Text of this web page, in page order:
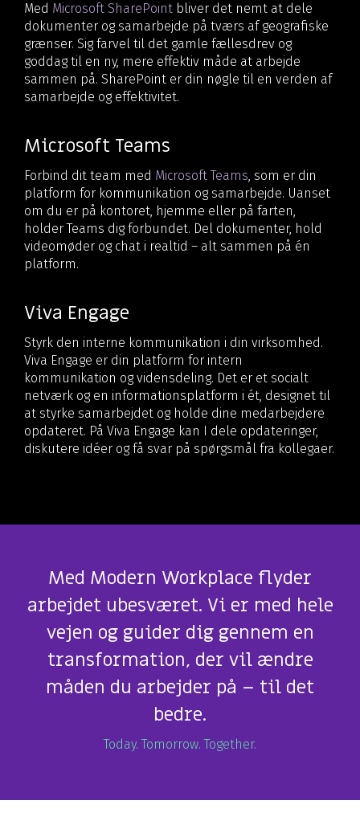
Med Microsoft SharePoint bliver det nemt at dele
dokumenter og samarbejde på tværs af geografiske
grænser. Sig farvel til det gamle fællesdrev og
goddag til en ny, mere effektiv måde at arbejde
sammen på. SharePoint er din nøgle til en verden af
samarbejde og effektivitet.
Microsoft Teams
Forbind dit team med Microsoft Teams, som er din
platform for kommunikation og samarbejde. Uanset
om du er på kontoret, hjemme eller på farten,
holder Teams dig forbundet. Del dokumenter, hold
videomøder og chat i realtid – alt sammen på én
platform.
Viva Engage
Styrk den interne kommunikation i din virksomhed.
Viva Engage er din platform for intern
kommunikation og vidensdeling. Det er et socialt
netværk og en informationsplatform i ét, designet til
at styrke samarbejdet og holde dine medarbejdere
opdateret. På Viva Engage kan I dele opdateringer,
diskutere idéer og få svar på spørgsmål fra kollegaer.
Med Modern Workplace flyder
arbejdet ubesværet. Vi er med hele
vejen og guider dig gennem en
transformation, der vil ændre
måden du arbejder på – til det
bedre.
Today. Tomorrow. Together.